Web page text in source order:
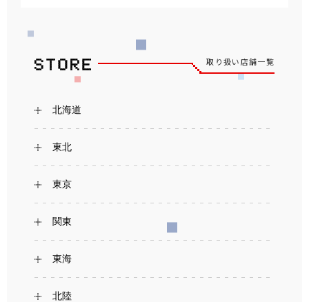
取り扱い店舗一覧
北海道
東北
東京
関東
東海
北陸